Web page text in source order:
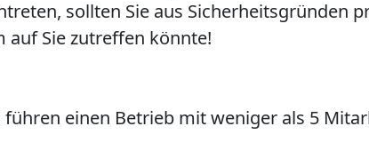
sollten Sie aus Sicherheitsgründen
auf Sie zutreffen könnte!
einen Betrieb mit weniger als 5